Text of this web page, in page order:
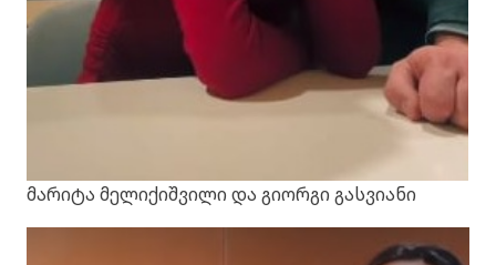
მარიტა მელიქიშვილი და გიორგი გასვიანი